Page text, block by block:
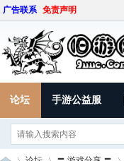
广告联系 免责声明
论坛 手游公益服